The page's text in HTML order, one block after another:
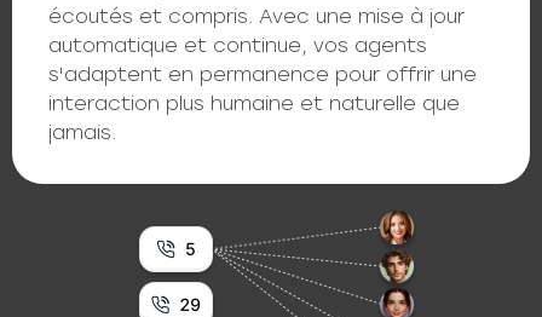
écoutés et compris. Avec une mise à jour
automatique et continue, vos agents
s'adaptent en permanence pour offrir une
interaction plus humaine et naturelle que
jamais.